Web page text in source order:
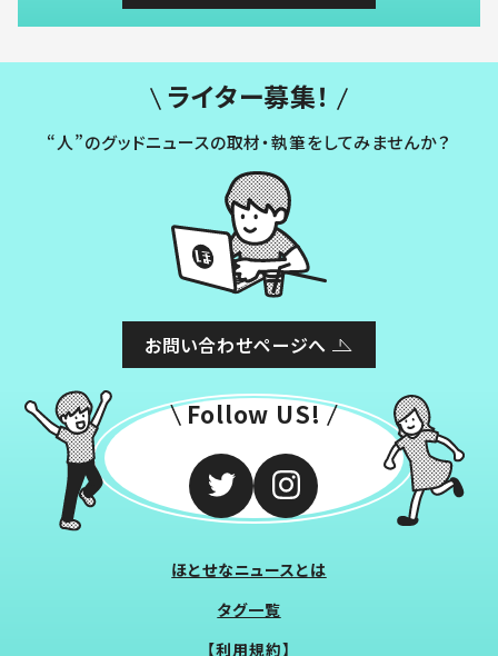
ライター募集！
“人”のグッドニュースの取材・執筆をしてみませんか？
お問い合わせページへ
Follow US!
ほとせなニュースとは
タグ一覧
【利用規約】